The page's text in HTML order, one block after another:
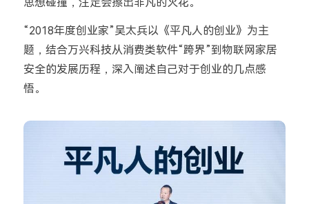
“2018年度创业家”吴太兵以《平凡人的创业》为主
题，结合万兴科技从消费类软件“跨界”到物联网家居
安全的发展历程，深入阐述自己对于创业的几点感
悟。